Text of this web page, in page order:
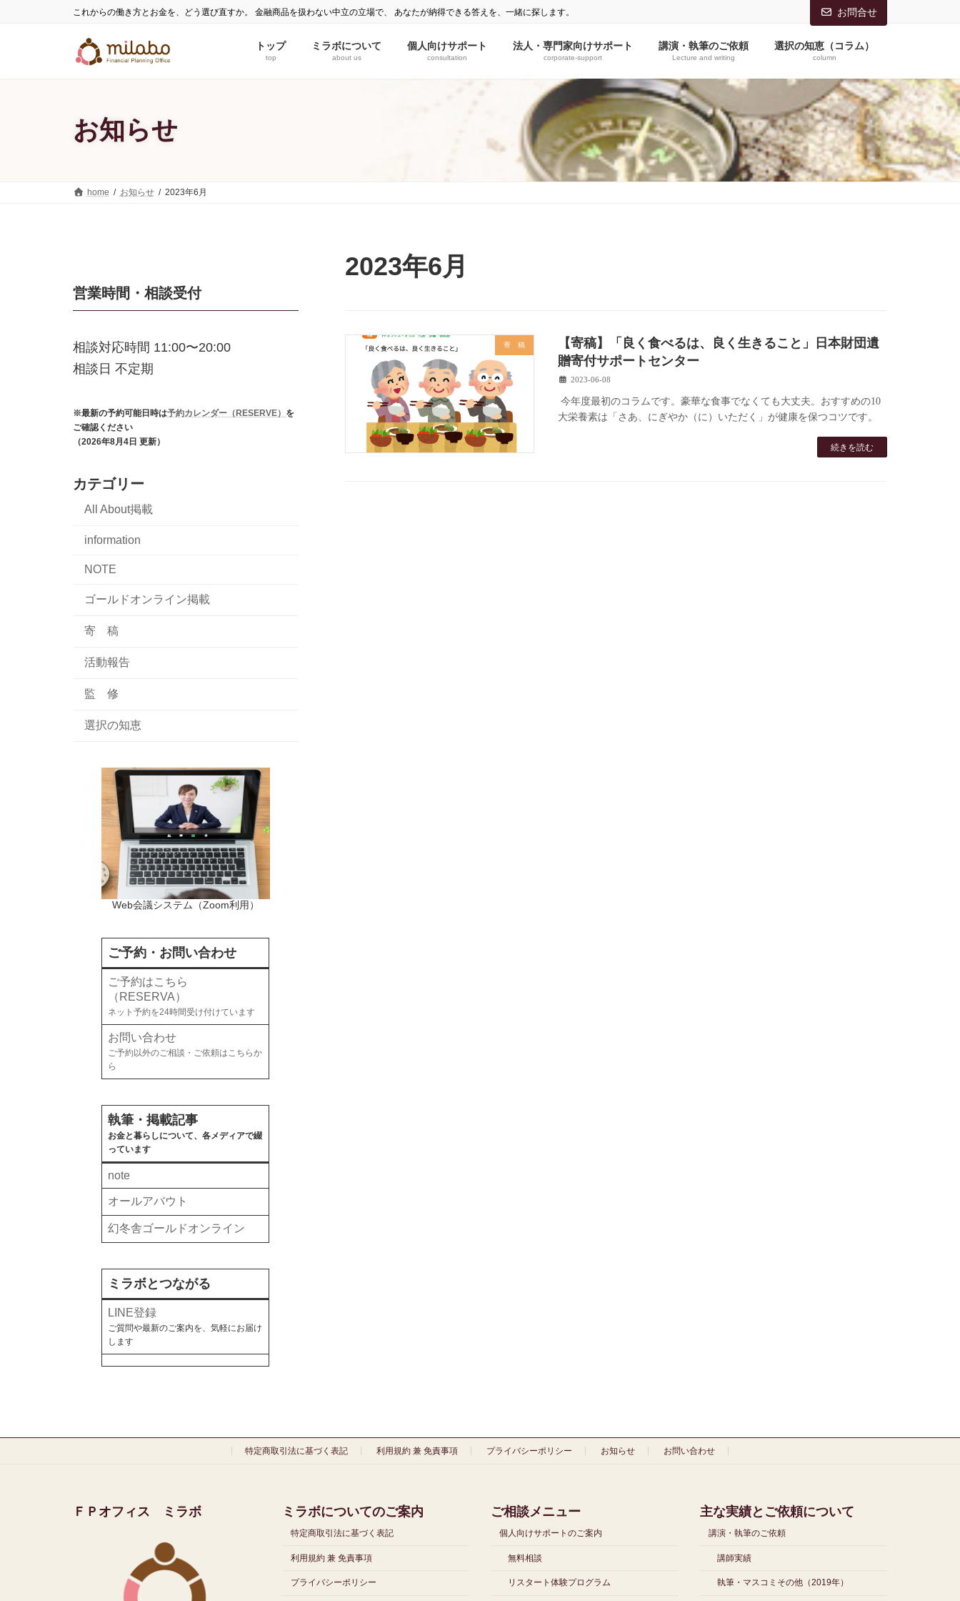
これからの働き方とお金を、どう選び直すか。 金融商品を扱わない中立の立場で、 あなたが納得できる答えを、一緒に探します。 お問合せ
トップ
top
ミラボについて
about us
個人向けサポート
consultation
法人・専門家向けサポート
corporate-support
講演・執筆のご依頼
Lecture and writing
選択の知恵（コラム）
column
お知らせ
home お知らせ 2023年6月
2023年6月
寄 稿
【寄稿】「良く食べるは、良く生きること」日本財団遺
贈寄付サポートセンター
2023-06-08
今年度最初のコラムです。豪華な食事でなくても大丈夫。おすすめの10
大栄養素は「さあ、にぎやか（に）いただく」が健康を保つコツです。
続きを読む
営業時間・相談受付
相談対応時間 11:00〜20:00
相談日 不定期
※最新の予約可能日時は予約カレンダー（RESERVE） を
ご確認ください
（2026年8月4日 更新）
カテゴリー
All About掲載
information
NOTE
ゴールドオンライン掲載
寄 稿
活動報告
監 修
選択の知恵
Web会議システム（Zoom利用）
ご予約・お問い合わせ
ご予約はこちら
（RESERVA）
ネット予約を24時間受け付けています
お問い合わせ
ご予約以外のご相談・ご依頼はこちらか
ら
執筆・掲載記事
お金と暮らしについて、各メディアで綴
っています
note
オールアバウト
幻冬舎ゴールドオンライン
ミラボとつながる
LINE登録
ご質問や最新のご案内を、気軽にお届け
します
特定商取引法に基づく表記 利用規約 兼 免責事項 プライバシーポリシー お知らせ お問い合わせ
ＦＰオフィス ミラボ ミラボについてのご案内
特定商取引法に基づく表記
利用規約 兼 免責事項
プライバシーポリシー
ご相談メニュー
個人向けサポートのご案内
無料相談
リスタート体験プログラム
主な実績とご依頼について
講演・執筆のご依頼
講師実績
執筆・マスコミその他（2019年）